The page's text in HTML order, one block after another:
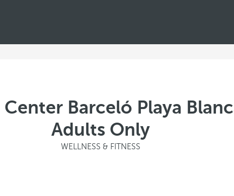
Barceló Playa
Adults Only
WELLNESS & FITNESS